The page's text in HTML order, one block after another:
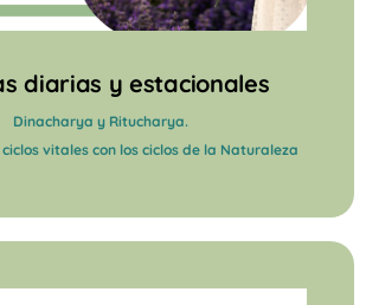
diarias y estacionales
Dinacharya y Ritucharya.
vitales con los ciclos de la Naturaleza